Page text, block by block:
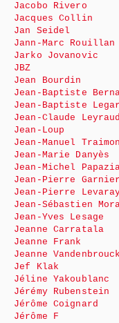
Jacobo Rivero
Jacques Collin
Jan Seidel
Jann-Marc Rouillan
Jarko Jovanovic
JBZ
Jean Bourdin
Jean-Baptiste
Jean-Baptiste
Jean-Claude Leyraud
Jean-Loup
Jean-Manuel
Jean-Marie Danyès
Jean-Michel
Jean-Pierre Garnier
Jean-Pierre
Jean-Sébastien
Jean-Yves Lesage
Jeanne Carratala
Jeanne Frank
Jeanne
Jef Klak
Jéline Yakoublanc
Jérémy Rubenstein
Jérôme Coignard
Jérôme F